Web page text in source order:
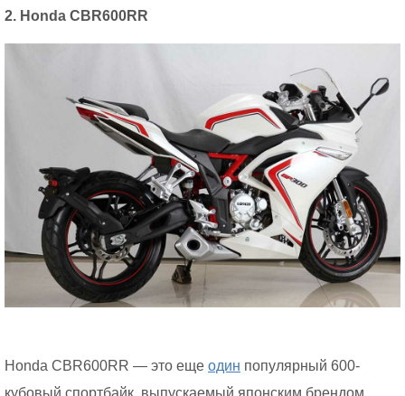
2. Honda CBR600RR
Honda CBR600RR — это еще один популярный 600-
кубовый спортбайк, выпускаемый японским брендом